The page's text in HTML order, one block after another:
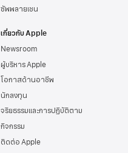
ซัพพลายเชน
เกี่ยวกับ Apple
Newsroom
ผู้บริหาร Apple
โอกาสด้านอาชีพ
นักลงทุน
จริยธรรมและการปฏิบัติตาม
กิจกรรม
ติดต่อ Apple